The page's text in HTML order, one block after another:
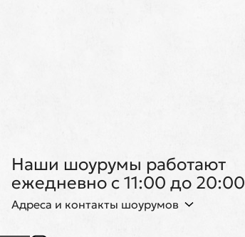
Наши шоурумы работают
ежедневно с 11:00 до 20:00
Адреса и контакты шоурумов